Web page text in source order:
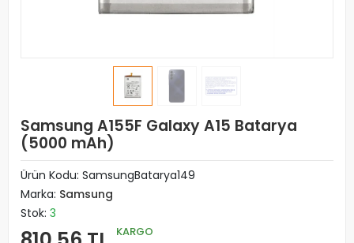
Samsung A155F Galaxy A15 Batarya
(5000 mAh)
Ürün Kodu: SamsungBatarya149
Marka: Samsung
Stok: 3
KARGO